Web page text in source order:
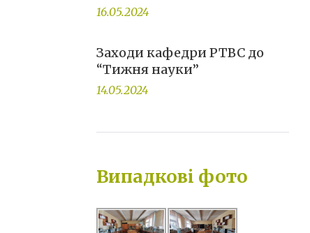
16.05.2024
Заходи кафедри РТВС до
“Тижня науки”
14.05.2024
Випадкові фото